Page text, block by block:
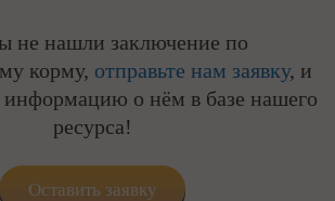
не нашли заключение по
корму, отправьте нам заявку, и
о нём в базе нашего
ресурса!
Оставить заявку